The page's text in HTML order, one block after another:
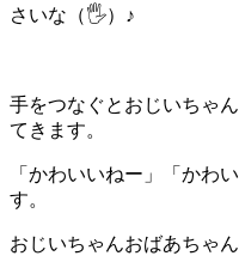
さいな（🖐）♪
手をつなぐとおじいちゃ
てきます。
「かわいいねー」「かわ
す。
おじいちゃんおばあちゃ